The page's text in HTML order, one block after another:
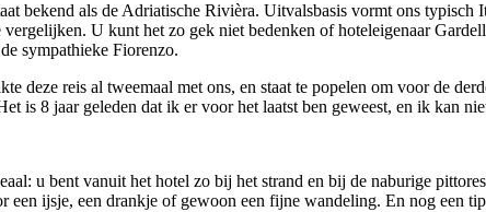
bekend als de Adriatische Rivièra. Uitvalsbasis vormt ons typisch
U kunt het zo gek niet bedenken of hoteleigenaar
sympathieke Fiorenzo.
deze reis al tweemaal met ons, en staat te popelen om voor de
is 8 jaar geleden dat ik er voor het laatst ben geweest, en ik kan
u bent vanuit het hotel zo bij het strand en bij de naburige
een ijsje, een drankje of gewoon een fijne wandeling. En nog een